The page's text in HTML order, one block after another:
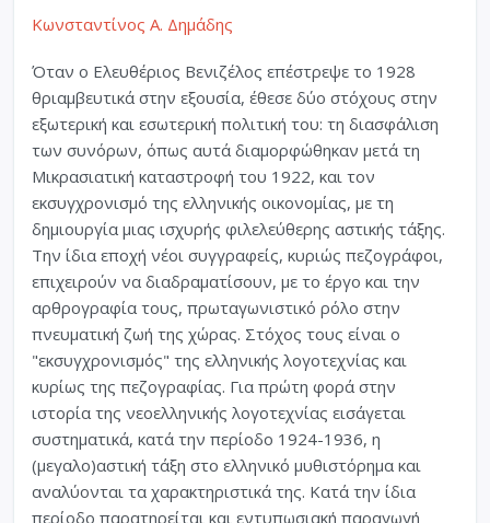
Κωνσταντίνος Α. Δημάδης
Όταν ο Ελευθέριος Βενιζέλος επέστρεψε το 1928
θριαμβευτικά στην εξουσία, έθεσε δύο στόχους στην
εξωτερική και εσωτερική πολιτική του: τη διασφάλιση
των συνόρων, όπως αυτά διαμορφώθηκαν μετά τη
Μικρασιατική καταστροφή του 1922, και τον
εκσυγχρονισμό της ελληνικής οικονομίας, με τη
δημιουργία μιας ισχυρής φιλελεύθερης αστικής τάξης.
Την ίδια εποχή νέοι συγγραφείς, κυριώς πεζογράφοι,
επιχειρούν να διαδραματίσουν, με το έργο και την
αρθρογραφία τους, πρωταγωνιστικό ρόλο στην
πνευματική ζωή της χώρας. Στόχος τους είναι ο
"εκσυγχρονισμός" της ελληνικής λογοτεχνίας και
κυρίως της πεζογραφίας. Για πρώτη φορά στην
ιστορία της νεοελληνικής λογοτεχνίας εισάγεται
συστηματικά, κατά την περίοδο 1924-1936, η
(μεγαλο)αστική τάξη στο ελληνικό μυθιστόρημα και
αναλύονται τα χαρακτηριστικά της. Κατά την ίδια
περίοδο παρατηρείται και εντυπωσιακή παραγωγή